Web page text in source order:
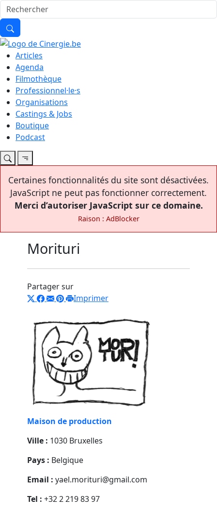
Articles
Agenda
Filmothèque
Professionnel·le·s
Organisations
Castings & Jobs
Boutique
Podcast
Certaines fonctionnalités du site sont désactivées.
JavaScript ne peut pas fonctionner correctement.
Merci d’autoriser JavaScript sur ce domaine.
Raison : AdBlocker
Morituri
Partager sur
Imprimer
Maison de production
Ville : 1030 Bruxelles
Pays : Belgique
Email : yael.morituri@gmail.com
Tel : +32 2 219 83 97